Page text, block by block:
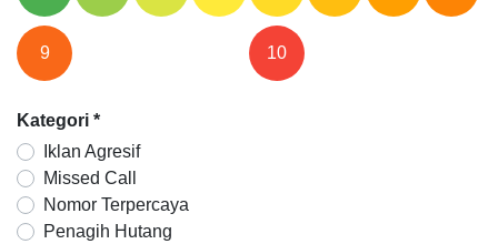
9 10
Kategori *
Iklan Agresif
Missed Call
Nomor Terpercaya
Penagih Hutang